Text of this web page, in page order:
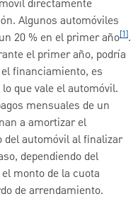
directamente
Algunos automóviles
20 % en el primer año[1].
el primer año, podría
financiamiento, es
que vale el automóvil.
mensuales de un
a amortizar el
del automóvil al finalizar
dependiendo del
monto de la cuota
de arrendamiento.